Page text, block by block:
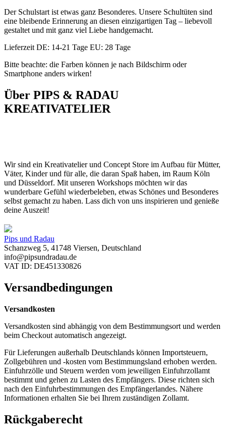
Der Schulstart ist etwas ganz Besonderes. Unsere Schultüten sind
eine bleibende Erinnerung an diesen einzigartigen Tag – liebevoll
gestaltet und mit ganz viel Liebe handgemacht.
Lieferzeit DE: 14-21 Tage EU: 28 Tage
Bitte beachte: die Farben können je nach Bildschirm oder
Smartphone anders wirken!
Über PIPS & RADAU
KREATIVATELIER
Wir sind ein Kreativatelier und Concept Store im Aufbau für Mütter,
Väter, Kinder und für alle, die daran Spaß haben, im Raum Köln
und Düsseldorf. Mit unseren Workshops möchten wir das
wunderbare Gefühl wiederbeleben, etwas Schönes und Besonderes
selbst gemacht zu haben. Lass dich von uns inspirieren und genieße
deine Auszeit!
Pips und Radau
Schanzweg 5, 41748 Viersen, Deutschland
info@pipsundradau.de
VAT ID: DE451330826
Versandbedingungen
Versandkosten
Versandkosten sind abhängig von dem Bestimmungsort und werden
beim Checkout automatisch angezeigt.
Für Lieferungen außerhalb Deutschlands können Importsteuern,
Zollgebühren und -kosten vom Bestimmungsland erhoben werden.
Einfuhrzölle und Steuern werden vom jeweiligen Einfuhrzollamt
bestimmt und gehen zu Lasten des Empfängers. Diese richten sich
nach den Einfuhrbestimmungen des Empfängerlandes. Nähere
Informationen erhalten Sie bei Ihrem zuständigen Zollamt.
Rückgaberecht